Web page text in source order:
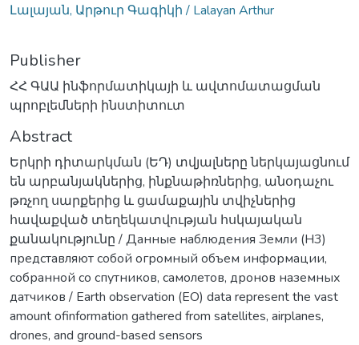
Լալայան, Արթուր Գագիկի / Lalayan Arthur
Publisher
ՀՀ ԳԱԱ ինֆորմատիկայի և ավտոմատացման
պրոբլեմների ինստիտուտ
Abstract
Երկրի դիտարկման (ԵԴ) տվյալները ներկայացնում
են արբանյակներից, ինքնաթիռներից, անօդաչու
թռչող սարքերից և ցամաքային տվիչներից
հավաքված տեղեկատվության հսկայական
քանակությունը / Данные наблюдения Земли (H3)
представляют собой огромный объем информации,
собранной со спутников, самолетов, дронов наземных
датчиков / Earth observation (EO) data represent the vast
amount ofinformation gathered from satellites, airplanes,
drones, and ground-based sensors